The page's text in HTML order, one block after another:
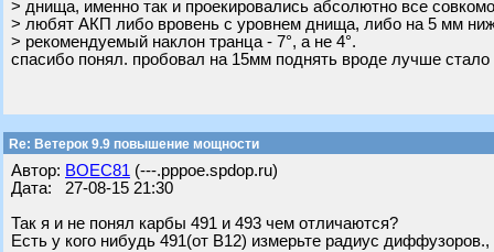
> днища, именно так и проекировались абсолютно все
> любят АКП либо вровень с уровнем днища, либо на 5 мм
> рекомендуемый наклон транца - 7°, а не 4°.
спасибо понял. пробовал на 15мм поднять вроде лучше стало
Re: Ветерок 9.9 повышение мощности
Автор: BOEC81 (---.pppoe.spdop.ru)
Дата: 27-08-15 21:30
Так я и не понял карбы 491 и 493 чем отличаются?
Есть у кого нибудь 491(от В12) измерьте радиус